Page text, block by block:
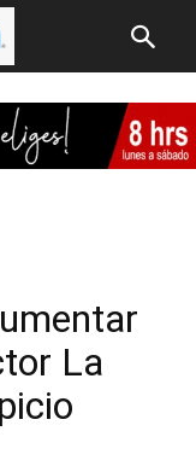
La